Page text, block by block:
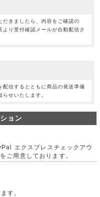
だきましたら、内容をご確認の
より受付確認メールが自動配信さ
配信するとともに商品の発送準備
せいたします。
ョン
エクスプレスチェックアウ
ご用意しております。
す。